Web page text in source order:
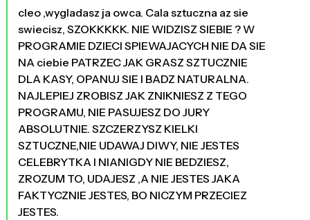
cleo ,wygladasz ja owca. Cala sztuczna az sie
swiecisz, SZOKKKKK. NIE WIDZISZ SIEBIE ? W
PROGRAMIE DZIECI SPIEWAJACYCH NIE DA SIE
NA ciebie PATRZEC JAK GRASZ SZTUCZNIE
DLA KASY, OPANUJ SIE I BADZ NATURALNA.
NAJLEPIEJ ZROBISZ JAK ZNIKNIESZ Z TEGO
PROGRAMU, NIE PASUJESZ DO JURY
ABSOLUTNIE. SZCZERZYSZ KIELKI
SZTUCZNE,NIE UDAWAJ DIWY, NIE JESTES
CELEBRYTKA I NIANIGDY NIE BEDZIESZ,
ZROZUM TO, UDAJESZ ,A NIE JESTES JAKA
FAKTYCZNIE JESTES, BO NICZYM PRZECIEZ
JESTES.